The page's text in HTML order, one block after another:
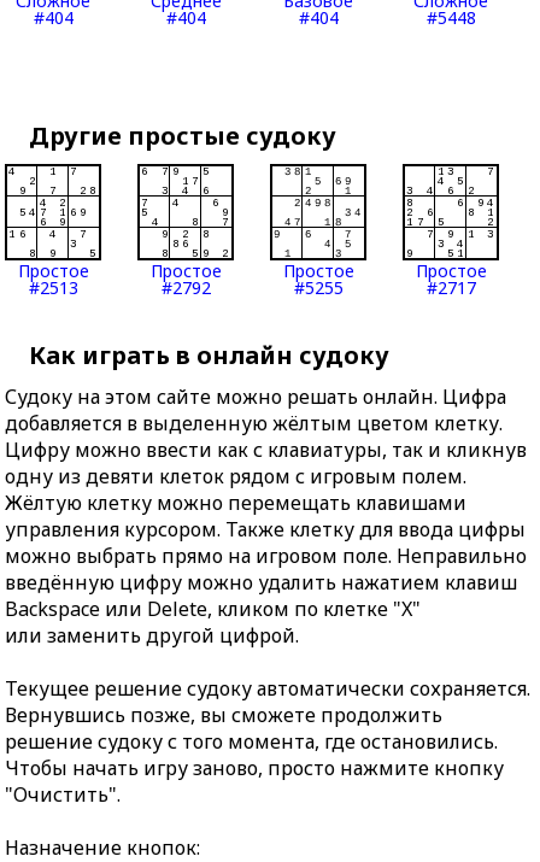
#404 #404 #404 #5448
Другие простые судоку
Простое
#2513
Простое
#2792
Простое
#5255
Простое
#2717
Как играть в онлайн судоку
Судоку на этом сайте можно решать онлайн. Цифра
добавляется в выделенную жёлтым цветом клетку.
Цифру можно ввести как с клавиатуры, так и кликнув
одну из девяти клеток рядом с игровым полем.
Жёлтую клетку можно перемещать клавишами
управления курсором. Также клетку для ввода цифры
можно выбрать прямо на игровом поле. Неправильно
введённую цифру можно удалить нажатием клавиш
Backspace или Delete, кликом по клетке "X"
или заменить другой цифрой.
Текущее решение судоку автоматически сохраняется.
Вернувшись позже, вы сможете продолжить
решение судоку с того момента, где остановились.
Чтобы начать игру заново, просто нажмите кнопку
"Очистить".
Назначение кнопок: